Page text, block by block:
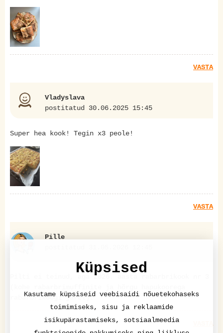
VASTA
Vladyslava
postitatud 30.06.2025 15:45
Super hea kook! Tegin x3 peole!
VASTA
Pille
Pilti ei teinud, aga 2026. aasta rabarbrikook nr 3
rabarbrikoogi järel).
Küpsised
Kasutame küpsiseid veebisaidi nõuetekohaseks
toimimiseks, sisu ja reklaamide
isikupärastamiseks, sotsiaalmeedia